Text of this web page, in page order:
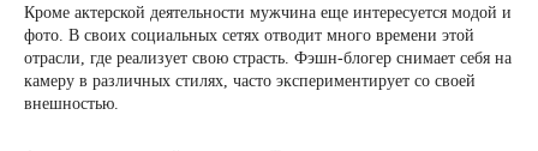
Кроме актерской деятельности мужчина еще интересуется модой и
фото. В своих социальных сетях отводит много времени этой
отрасли, где реализует свою страсть. Фэшн-блогер снимает себя на
камеру в различных стилях, часто экспериментирует со своей
внешностью.